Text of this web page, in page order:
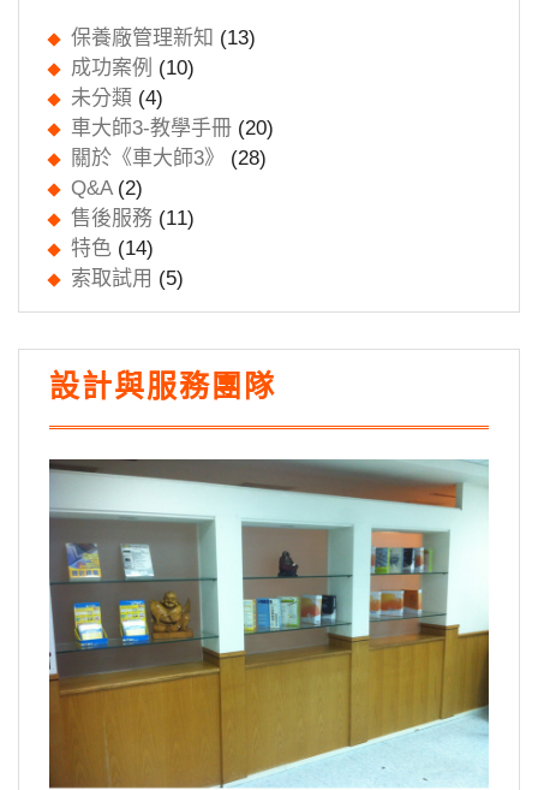
保養廠管理新知 (13)
成功案例 (10)
未分類 (4)
車大師3-教學手冊 (20)
關於《車大師3》
(28)
Q&A(2)
售後服務 (11)
特色 (14)
索取試用 (5)
設計與服務團隊